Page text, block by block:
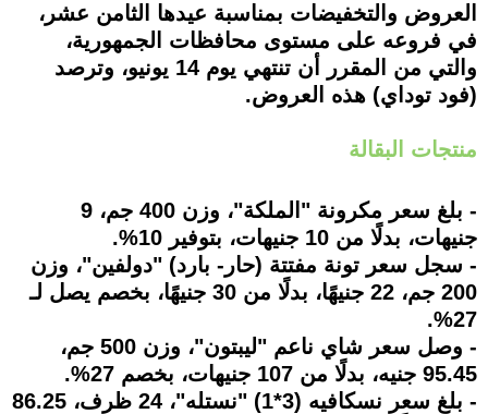
العروض والتخفيضات بمناسبة عيدها الثامن عشر،
في فروعه على مستوى محافظات الجمهورية،
والتي من المقرر أن تنتهي يوم 14 يونيو، وترصد
(فود توداي) هذه العروض.
منتجات البقالة
- بلغ سعر مكرونة "الملكة"، وزن 400 جم، 9
جنيهات، بدلًا من 10 جنيهات، بتوفير 10%.
- سجل سعر تونة مفتتة (حار- بارد) "دولفين"، وزن
200 جم، 22 جنيهًا، بدلًا من 30 جنيهًا، بخصم يصل لـ
27%.
- وصل سعر شاي ناعم "ليبتون"، وزن 500 جم،
95.45 جنيه، بدلًا من 107 جنيهات، بخصم 27%.
- بلغ سعر نسكافيه (3*1) "نستله"، 24 ظرف، 86.25